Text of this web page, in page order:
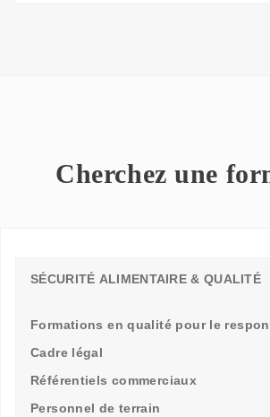
Cherchez une
SÉCURITÉ ALIMENTAIRE & QUALITÉ
Formations en qualité pour le
Cadre légal
Référentiels commerciaux
Personnel de terrain